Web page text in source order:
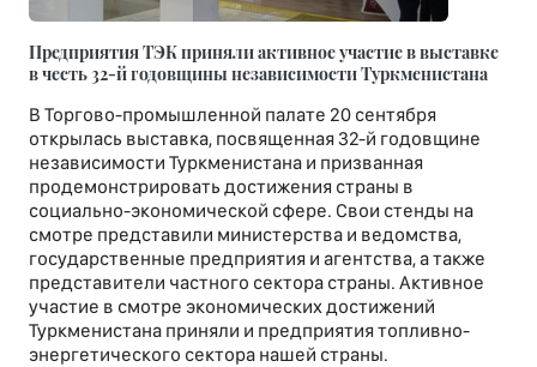
Предприятия ТЭК приняли активное участие в выставке
в честь 32-й годовщины независимости Туркменистана
В Торгово-промышленной палате 20 сентября
открылась выставка, посвященная 32-й годовщине
независимости Туркменистана и призванная
продемонстрировать достижения страны в
социально-экономической сфере. Свои стенды на
смотре представили министерства и ведомства,
государственные предприятия и агентства, а также
представители частного сектора страны. Активное
участие в смотре экономических достижений
Туркменистана приняли и предприятия топливно-
энергетического сектора нашей страны.